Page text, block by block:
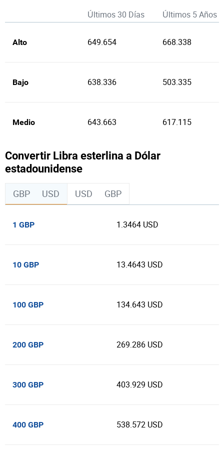
Últimos 30 Días Últimos 5 Años
Alto 649.654 668.338
Bajo 638.336 503.335
Medio 643.663 617.115
Convertir Libra esterlina a Dólar
estadounidense
GBP USD USD GBP
1 GBP 1.3464 USD
10 GBP 13.4643 USD
100 GBP 134.643 USD
200 GBP 269.286 USD
300 GBP 403.929 USD
400 GBP 538.572 USD